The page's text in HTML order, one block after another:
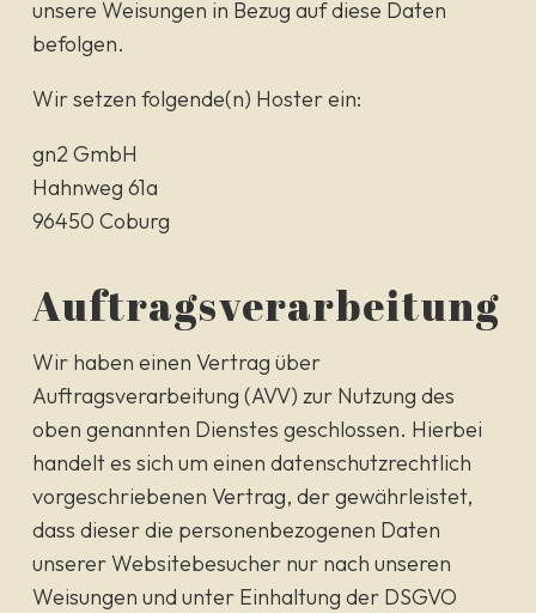
unsere Weisungen in Bezug auf diese Daten
befolgen.
Wir setzen folgende(n) Hoster ein:
gn2 GmbH
Hahnweg 61a
96450 Coburg
Auftragsverarbeitung
Wir haben einen Vertrag über
Auftragsverarbeitung (AVV) zur Nutzung des
oben genannten Dienstes geschlossen. Hierbei
handelt es sich um einen datenschutzrechtlich
vorgeschriebenen Vertrag, der gewährleistet,
dass dieser die personenbezogenen Daten
unserer Websitebesucher nur nach unseren
Weisungen und unter Einhaltung der DSGVO